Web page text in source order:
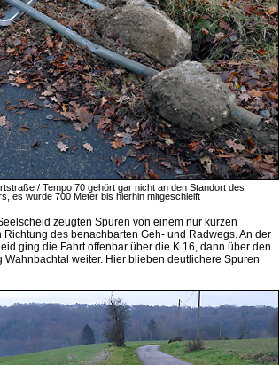
/ Tempo 70 gehört gar nicht an den Standort des
es wurde 700 Meter bis hierhin mitgeschleift
zeugten Spuren von einem nur kurzen
des benachbarten Geh- und Radwegs. An der
ging die Fahrt offenbar über die K 16, dann über den
Wahnbachtal weiter. Hier blieben deutlichere Spuren